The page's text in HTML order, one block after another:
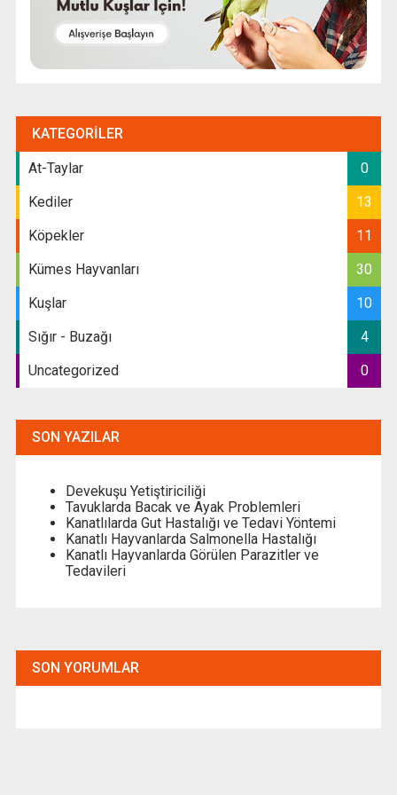
KATEGORILER
At-Taylar
0
Kediler
13
Köpekler
11
Kümes Hayvanları
30
Kuşlar
10
Sığır - Buzağı
4
Uncategorized
0
SON YAZILAR
Devekuşu Yetiştiriciliği
Tavuklarda Bacak ve Ayak Problemleri
Kanatlılarda Gut Hastalığı ve Tedavi Yöntemi
Kanatlı Hayvanlarda Salmonella Hastalığı
Kanatlı Hayvanlarda Görülen Parazitler ve
Tedavileri
SON YORUMLAR